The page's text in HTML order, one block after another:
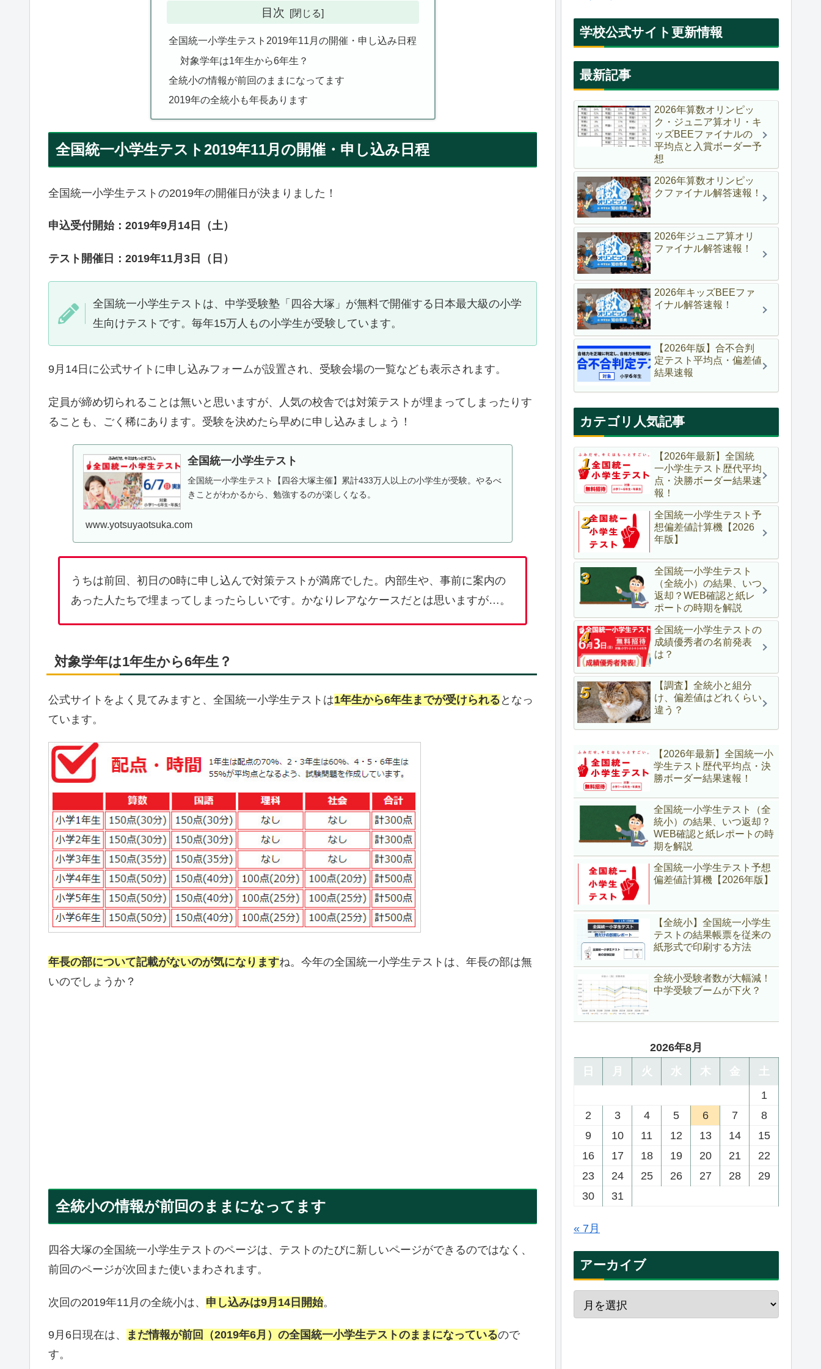
目次
全国統一小学生テスト2019年11月の開催・申し込み日程
対象学年は1年生から6年生？
全統小の情報が前回のままになってます
2019年の全統小も年長あります
全国統一小学生テスト2019年11月の開催・申し込み日程
全国統一小学生テストの2019年の開催日が決まりました！
申込受付開始：2019年9月14日（土）
テスト開催日：2019年11月3日（日）
全国統一小学生テストは、中学受験塾「四谷大塚」が無料で開催する日本最大級の小学
生向けテストです。毎年15万人もの小学生が受験しています。
9月14日に公式サイトに申し込みフォームが設置され、受験会場の一覧なども表示されます。
定員が締め切られることは無いと思いますが、人気の校舎では対策テストが埋まってしまったりす
ることも、ごく稀にあります。受験を決めたら早めに申し込みましょう！
全国統一小学生テスト
全国統一小学生テスト【四谷大塚主催】累計433万人以上の小学生が受験。やるべ
きことがわかるから、勉強するのが楽しくなる。
www.yotsuyaotsuka.com
うちは前回、初日の0時に申し込んで対策テストが満席でした。内部生や、事前に案内の
あった人たちで埋まってしまったらしいです。かなりレアなケースだとは思いますが…。
対象学年は1年生から6年生？
公式サイトをよく見てみますと、全国統一小学生テストは1年生から6年生までが受けられる となっ
ています。
年長の部について記載がないのが気になりますね。今年の全国統一小学生テストは、年長の部は無
いのでしょうか？
全統小の情報が前回のままになってます
四谷大塚の全国統一小学生テストのページは、テストのたびに新しいページができるのではなく、
前回のページが次回また使いまわされます。
次回の2019年11月の全統小は、 申し込みは9月14日開始。
9月6日現在は、 まだ情報が前回（2019年6月）の全国統一小学生テストのままになっているので
す。
学校公式サイト更新情報
最新記事
2026年算数オリンピッ
ク・ジュニア算オリ・キ
ッズBEEファイナルの
平均点と入賞ボーダー予
想
2026年算数オリンピッ
クファイナル解答速報！
2026年ジュニア算オリ
ファイナル解答速報！
2026年キッズBEEファ
イナル解答速報！
【2026年版】合不合判
定テスト平均点・偏差値
結果速報
カテゴリ人気記事
【2026年最新】全国統
一小学生テスト歴代平均
点・決勝ボーダー結果速
報！
全国統一小学生テスト予
想偏差値計算機【2026
年版】
全国統一小学生テスト
（全統小）の結果、いつ
返却？WEB確認と紙レ
ポートの時期を解説
全国統一小学生テストの
成績優秀者の名前発表
は？
【調査】全統小と組分
け、偏差値はどれくらい
違う？
【2026年最新】全国統一小
学生テスト歴代平均点・決
勝ボーダー結果速報！
全国統一小学生テスト（全
統小）の結果、いつ返却？
WEB確認と紙レポートの時
期を解説
全国統一小学生テスト予想
偏差値計算機【2026年版】
【全統小】全国統一小学生
テストの結果帳票を従来の
紙形式で印刷する方法
全統小受験者数が大幅減！
中学受験ブームが下火？
2026年8月
日
月 火 水 木 金
土
1
2
3 4 5 6 7
8
9
10 11 12 13 14
15
16
17 18 19 20 21
22
23
24 25 26 27 28
29
30
31
« 7月
アーカイブ